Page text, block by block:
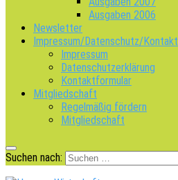
Ausgaben 2006
Newsletter
Impressum/Datenschutz/Kontakt
Impressum
Datenschutzerklärung
Kontaktformular
Mitgliedschaft
Regelmäßig fördern
Mitgliedschaft
Suchen nach: